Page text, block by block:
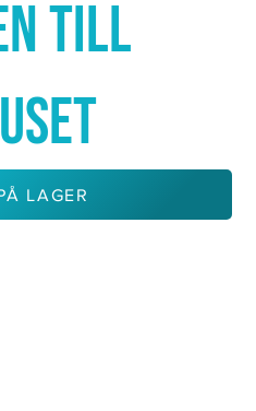
TILL
LAGER